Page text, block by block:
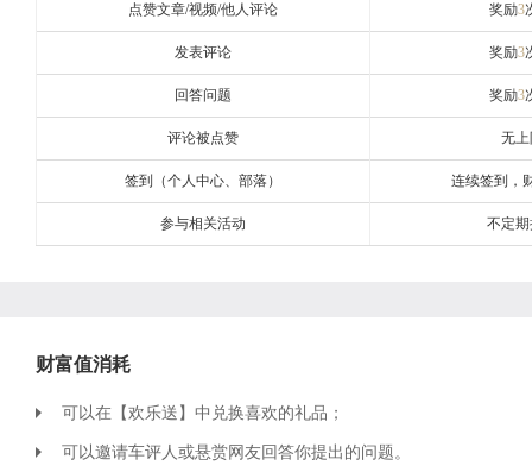
点赞文章/视频/他人评论 奖励3
发表评论 奖励3
回答问题 奖励3
评论被点赞 无
签到（个人中心、部落） 连续签到，
参与相关活动 不定
财富值消耗
可以在【欢乐送】中兑换喜欢的礼品；
可以邀请车评人或悬赏网友回答你提出的问题。